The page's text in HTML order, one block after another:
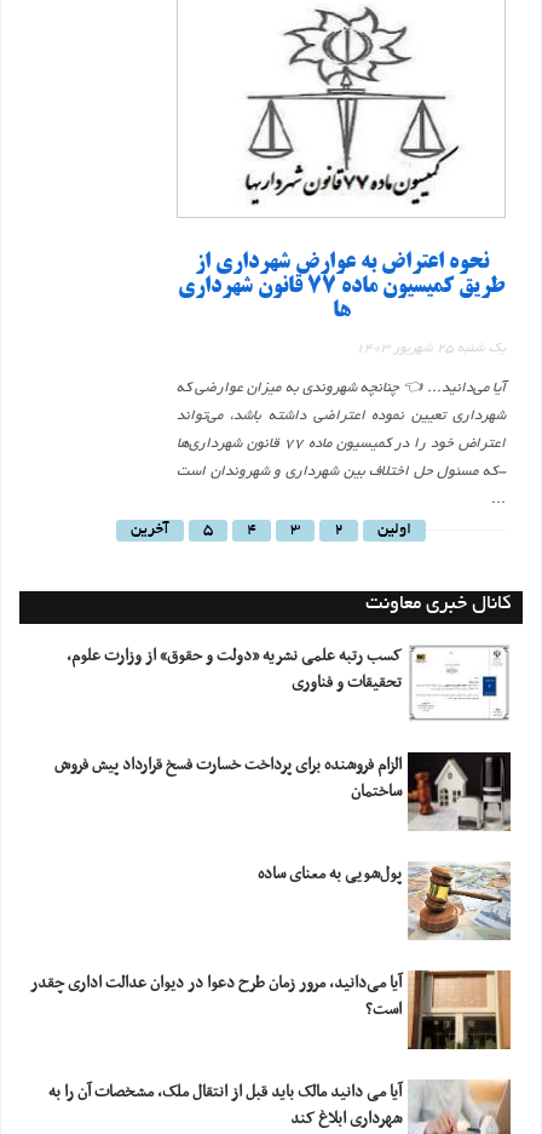
نحوه اعتراض به عوارض شهرداری از
طریق کمیسیون ماده 77 قانون شهرداری
ها
یک شنبه 25 شهریور 1403
آیا می‌دانید... 👈 چنانچه شهروندی به میزان عوارضی که
شهرداری تعیین نموده اعتراضی داشته باشد، می‌تواند
اعتراض خود را در کمیسیون ماده ۷۷ قانون شهرداری‌ها
-که مسئول حل اختلاف بین شهرداری و شهروندان است
...
اولین 5 4 3 2 آخرین
کانال خبری معاونت
کسب رتبه علمی نشریه «دولت و حقوق» از وزارت علوم،
تحقیقات و فناوری
الزام فروشنده برای پرداخت خسارت فسخ قرارداد پیش فروش
ساختمان
پول‌شویی به معنای ساده
آیا می‌دانید، مرور زمان طرح دعوا در دیوان عدالت اداری چقدر
است؟
آیا می دانید مالک باید قبل از انتقال ملک، مشخصات آن را به
شهرداری ابلاغ کند